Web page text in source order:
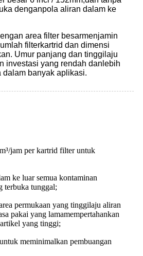
denganpola aliran dalam ke
area filter besarmenjamin
filterkartrid dan dimensi
Umur panjang dan tinggi laju
investasi yang rendah dan lebih
dalam banyak aplikasi.
jam per kartrid filter untuk
ke luar semua kontaminan
terbuka tunggal;
permukaan yang tinggilaju aliran
pakai yang lamamempertahankan
yang tinggi;
meminimalkan pembuangan